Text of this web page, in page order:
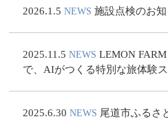
2026.1.5 NEWS 施設点検のお
2025.11.5 NEWS LEMON
で、AIがつくる特別な旅体験ス
2025.6.30 NEWS 尾道市ふるさ